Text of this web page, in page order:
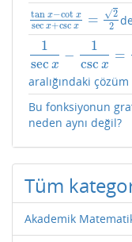
tan x−cot x
sec x+csc x = 2
√
2
tanx−cotxsecx +cscx
1
sec x
−
1
csc x
=
1secx− 1cscx=12
aralığındaki
Bu fonksiyonun
neden aynı değil?
Tüm
Akademik